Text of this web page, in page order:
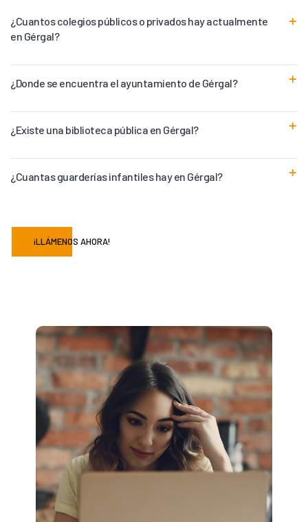
¿Cuantos colegios públicos o privados hay actualmente
en Gérgal?
¿Donde se encuentra el ayuntamiento de Gérgal?
¿Existe una biblioteca pública en Gérgal?
¿Cuantas guarderías infantiles hay en Gérgal?
¡LLÁMENOS AHORA!